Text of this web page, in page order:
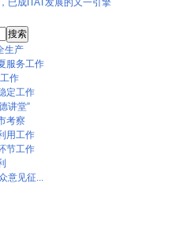
生产
服务工作
作
定工作
讲堂”
考察
用工作
节工作
意见征...